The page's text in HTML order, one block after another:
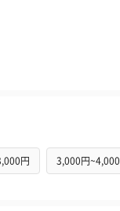
円 3,000円